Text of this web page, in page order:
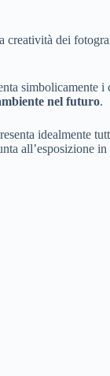
creatività dei
nel futuro.
idealmente
all’esposizione